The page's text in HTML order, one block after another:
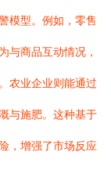
模型。例如，零售
与商品互动情况，
农业企业则能通过
与施肥。这种基于
，增强了市场反应